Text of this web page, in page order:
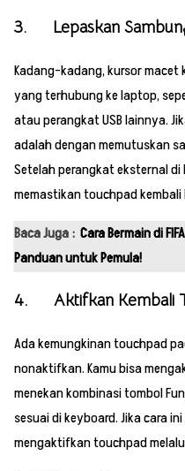
3. Lepaskan
Kadang-kadang, kursor
yang terhubung ke laptop,
atau perangkat USB lainnya.
adalah dengan memutuskan
Setelah perangkat eksternal
memastikan touchpad
Baca Juga : Cara Bermain di
Panduan untuk Pemula!
4. Aktifkan Kembali
Ada kemungkinan touchpad
nonaktifkan. Kamu bisa
menekan kombinasi tombol
sesuai di keyboard. Jika cara
mengaktifkan touchpad